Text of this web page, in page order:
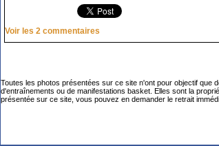
Voir les 2 commentaires
Toutes les photos présentées sur ce site n'ont pour objectif que
d'entraînements ou de manifestations basket. Elles sont la
présentée sur ce site, vous pouvez en demander le retrait